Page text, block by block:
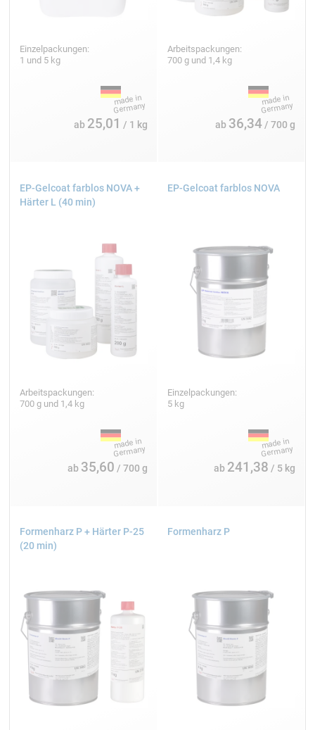
Einzelpackungen:
1 und 5 kg
ab 25,01 / 1 kg
Arbeitspackungen:
700 g und 1,4 kg
ab 36,34/ 700 g
EP-Gelcoat farblos NOVA +
Härter L (40 min)
Arbeitspackungen:
700 g und 1,4 kg
ab 35,60 / 700 g
EP-Gelcoat farblos NOVA
Einzelpackungen:
5 kg
ab 241,38 / 5 kg
Formenharz P + Härter P-25
(20 min)
Formenharz P